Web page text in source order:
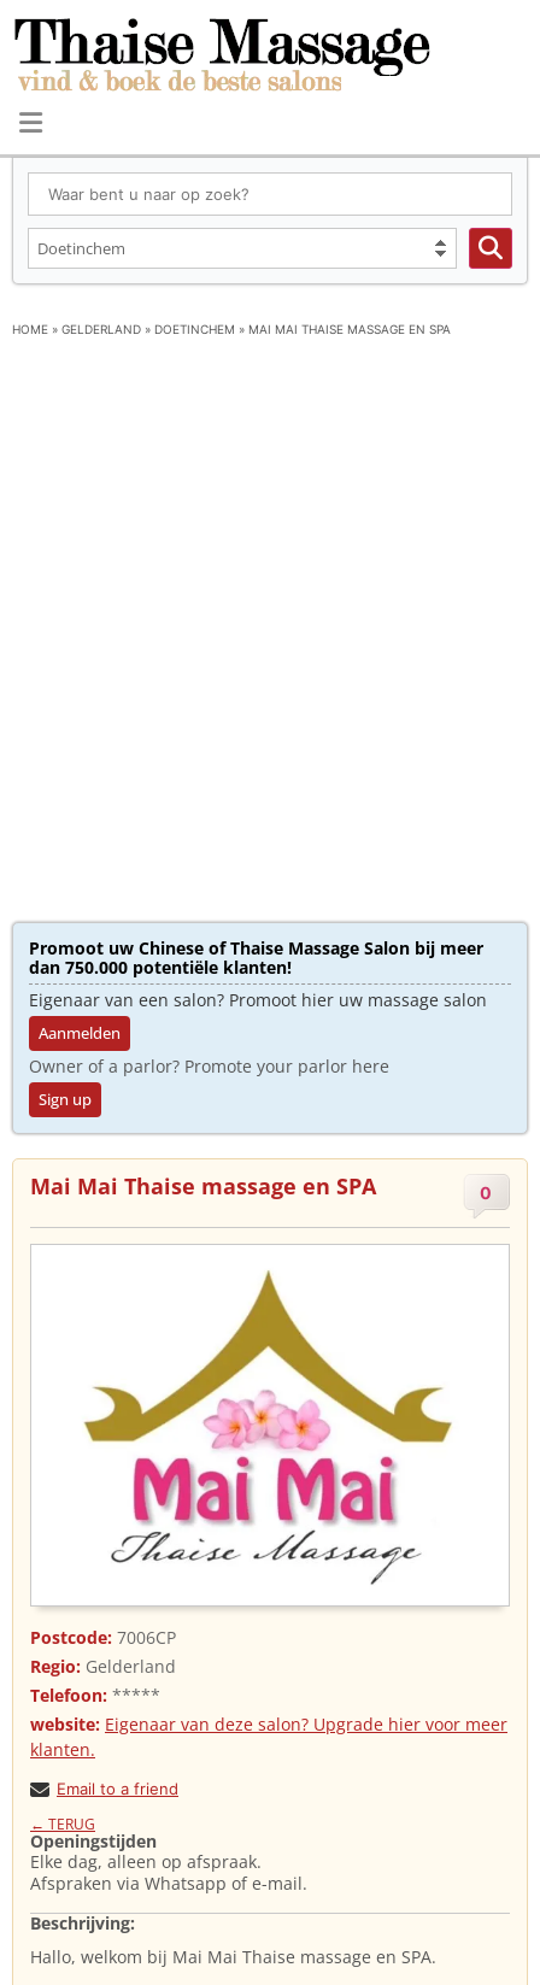
HOME » GELDERLAND » DOETINCHEM » MAI MAI THAISE MASSAGE EN SPA
Promoot uw Chinese of Thaise Massage Salon bij meer
dan 750.000 potentiële klanten!
Eigenaar van een salon? Promoot hier uw massage salon
Aanmelden
Owner of a parlor? Promote your parlor here
Sign up
Mai Mai Thaise massage en SPA 0
Postcode: 7006CP
Regio: Gelderland
Telefoon: *****
website: Eigenaar van deze salon? Upgrade hier voor meer
klanten.
Email to a friend
← TERUG
Openingstijden
Elke dag, alleen op afspraak.
Afspraken via Whatsapp of e-mail.
Beschrijving:
Hallo, welkom bij Mai Mai Thaise massage en SPA.